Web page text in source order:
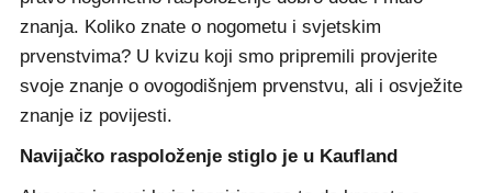
znanja. Koliko znate o nogometu i svjetskim
prvenstvima? U kvizu koji smo pripremili provjerite
svoje znanje o ovogodišnjem prvenstvu, ali i osvježite
znanje iz povijesti.
Navijačko raspoloženje stiglo je u Kaufland